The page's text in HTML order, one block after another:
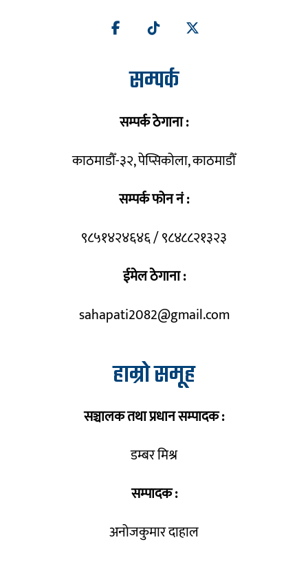
सम्पर्क
सम्पर्क ठेगाना :
काठमाडौँ-३२, पेप्सिकोला, काठमाडौँ
सम्पर्क फोन नं :
९८५१४२४६४६ / ९८४८८२१३२३
ईमेल ठेगाना :
sahapati2082@gmail.com
हाम्रो समूह
सञ्चालक तथा प्रधान सम्पादक :
डम्बर मिश्र
सम्पादक :
अनोजकुमार दाहाल